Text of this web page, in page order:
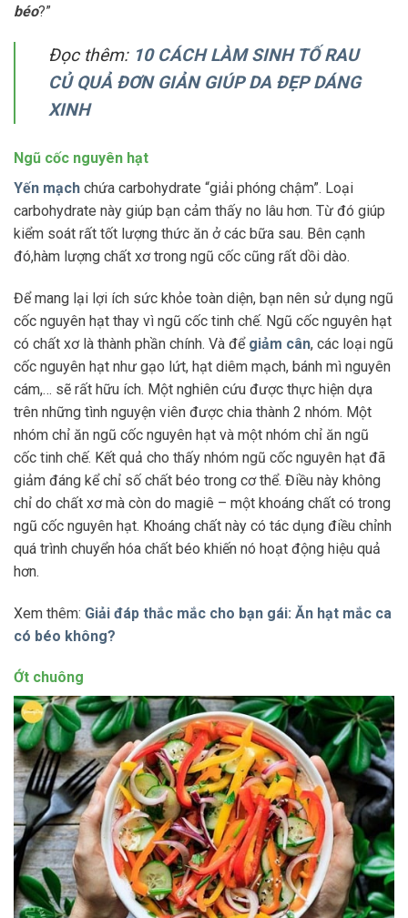
béo?”
Đọc thêm: 10 CÁCH LÀM SINH TỐ RAU
CỦ QUẢ ĐƠN GIẢN GIÚP DA ĐẸP DÁNG
XINH
Ngũ cốc nguyên hạt
Yến mạch chứa carbohydrate “giải phóng chậm”. Loại
carbohydrate này giúp bạn cảm thấy no lâu hơn. Từ đó giúp
kiểm soát rất tốt lượng thức ăn ở các bữa sau. Bên cạnh
đó,hàm lượng chất xơ trong ngũ cốc cũng rất dồi dào.
Để mang lại lợi ích sức khỏe toàn diện, bạn nên sử dụng ngũ
cốc nguyên hạt thay vì ngũ cốc tinh chế. Ngũ cốc nguyên hạt
có chất xơ là thành phần chính. Và để giảm cân, các loại ngũ
cốc nguyên hạt như gạo lứt, hạt diêm mạch, bánh mì nguyên
cám,… sẽ rất hữu ích. Một nghiên cứu được thực hiện dựa
trên những tình nguyện viên được chia thành 2 nhóm. Một
nhóm chỉ ăn ngũ cốc nguyên hạt và một nhóm chỉ ăn ngũ
cốc tinh chế. Kết quả cho thấy nhóm ngũ cốc nguyên hạt đã
giảm đáng kể chỉ số chất béo trong cơ thể. Điều này không
chỉ do chất xơ mà còn do magiê – một khoáng chất có trong
ngũ cốc nguyên hạt. Khoáng chất này có tác dụng điều chỉnh
quá trình chuyển hóa chất béo khiến nó hoạt động hiệu quả
hơn.
Xem thêm: Giải đáp thắc mắc cho bạn gái: Ăn hạt mắc ca
có béo không?
Ớt chuông